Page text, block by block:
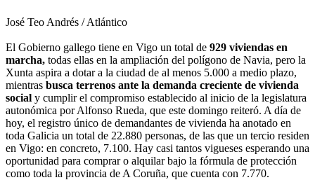
José Teo Andrés / Atlántico
El Gobierno gallego tiene en Vigo un total de 929 viviendas en
marcha, todas ellas en la ampliación del polígono de Navia, pero la
Xunta aspira a dotar a la ciudad de al menos 5.000 a medio plazo,
mientras busca terrenos ante la demanda creciente de vivienda
social y cumplir el compromiso establecido al inicio de la legislatura
autonómica por Alfonso Rueda, que este domingo reiteró. A día de
hoy, el registro único de demandantes de vivienda ha anotado en
toda Galicia un total de 22.880 personas, de las que un tercio residen
en Vigo: en concreto, 7.100. Hay casi tantos vigueses esperando una
oportunidad para comprar o alquilar bajo la fórmula de protección
como toda la provincia de A Coruña, que cuenta con 7.770.